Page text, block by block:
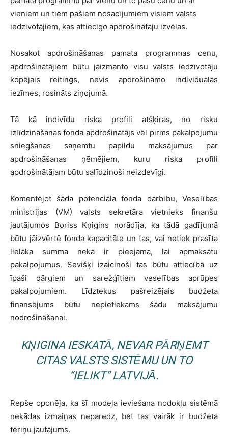
vieniem un tiem pašiem nosacījumiem visiem valsts
iedzīvotājiem, kas attiecīgo apdrošinātāju izvēlas.
Nosakot apdrošināšanas pamata programmas cenu,
apdrošinātājiem būtu jāizmanto visu valsts iedzīvotāju
kopējais reitings, nevis apdrošināmo individuālās
iezīmes, rosināts ziņojumā.
Tā kā indivīdu riska profili atšķiras, no risku
izlīdzināšanas fonda apdrošinātājs vēl pirms pakalpojumu
sniegšanas saņemtu papildu maksājumus par
apdrošināšanas ņēmējiem, kuru riska profili
apdrošinātājam būtu salīdzinoši neizdevīgi.
Komentējot šāda potenciāla fonda darbību, Veselības
ministrijas (VM) valsts sekretāra vietnieks finanšu
jautājumos Boriss Kņigins norādīja, ka tādā gadījumā
būtu jāizvērtē fonda kapacitāte un tas, vai netiek prasīta
lielāka summa nekā ir pieejama, lai apmaksātu
pakalpojumus. Sevišķi izaicinoši tas būtu attiecībā uz
īpaši dārgiem un sarežģītiem veselības aprūpes
pakalpojumiem. Līdztekus pašreizējais budžeta
finansējums būtu nepietiekams šādu maksājumu
nodrošināšanai.
KŅIGINA IESKATĀ, NEVAR PĀRŅEMT
CITAS VALSTS SISTĒMU UN TO
“IELIKT” LATVIJĀ.
Repše oponēja, ka šī modeļa ieviešana nodokļu sistēmā
nekādas izmaiņas neparedz, bet tas vairāk ir budžeta
tēriņu jautājums.